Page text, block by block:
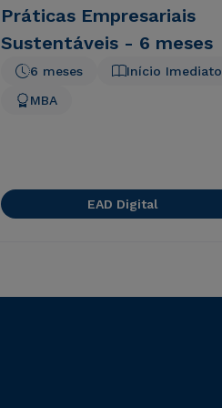
Práticas Empresariais
Sustentáveis - 6 meses
Início Imediato
6 meses
MBA
EAD Digital